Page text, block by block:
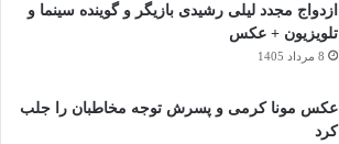
ازدواج مجدد لیلی رشیدی بازیگر و گوینده سینما و
تلویزیون + عکس
8 مرداد 1405
عکس مونا کرمی و پسرش توجه مخاطبان را جلب
کرد